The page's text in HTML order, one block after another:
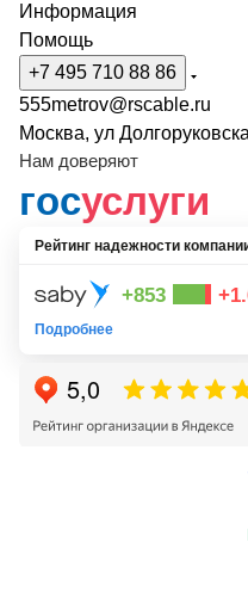
Информация
Помощь
+7 495 710 88 86
555metrov@rscable.ru
Москва, ул
Нам доверяют
госуслуги
Рейтинг надежности
+853
Подробнее